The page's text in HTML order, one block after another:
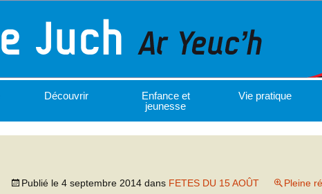
Découvrir
Enfance et
jeunesse
Vie pratique
Publié le 4 septembre 2014 dans FETES DU 15 AOÛT Pleine